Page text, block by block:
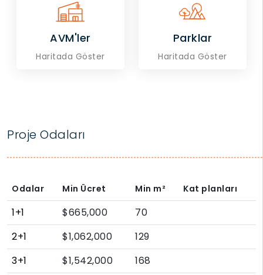
AVM'ler
Haritada Göster
Parklar
Haritada Göster
Proje Odaları
Odalar Min Ücret Min m² Kat planları
1+1 $665,000
70
2+1
$1,062,000
129
3+1
$1,542,000
168